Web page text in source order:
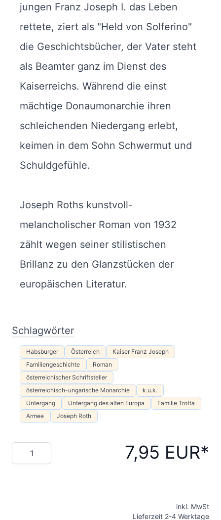
jungen Franz Joseph I. das Leben
rettete, ziert als "Held von Solferino"
die Geschichtsbücher, der Vater steht
als Beamter ganz im Dienst des
Kaiserreichs. Während die einst
mächtige Donaumonarchie ihren
schleichenden Niedergang erlebt,
keimen in dem Sohn Schwermut und
Schuldgefühle.
Joseph Roths kunstvoll-
melancholischer Roman von 1932
zählt wegen seiner stilistischen
Brillanz zu den Glanzstücken der
europäischen Literatur.
Schlagwörter
Habsburger Österreich
Kaiser Franz Joseph
Familiengeschichte
Roman
österreichischer Schriftsteller
österreichisch-ungarische Monarchie
k.u.k.
Untergang
Untergang des alten Europa
Familie Trotta
Armee
Joseph Roth
Menge 7,95 EUR
inkl. MwSt
Lieferzeit 2-4 Werktage